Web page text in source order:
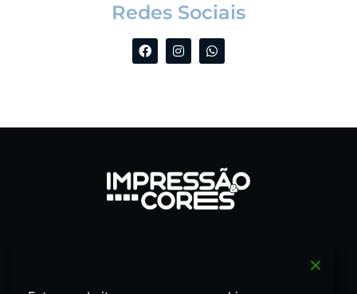
Redes Sociais